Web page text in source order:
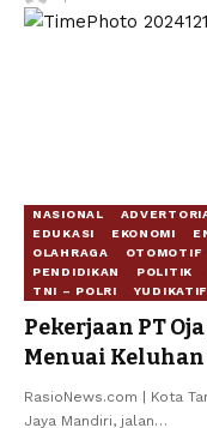
NASIONAL
EDUKASI
EKONOMI
OLAHRAGA
OTOMOTIF
PENDIDIKAN
POLITIK
TNI – POLRI
YUDIKATIF
Pekerjaan PT
Menuai
RasioNews.com | Kota
Jaya Mandiri, jalan…